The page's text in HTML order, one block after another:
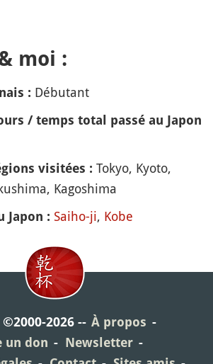
moi :
: Débutant
/ temps total passé au Japon
visitées : Tokyo, Kyoto,
Kagoshima
Japon : Saiho-ji, Kobe
2026
À propos
un don
Newsletter